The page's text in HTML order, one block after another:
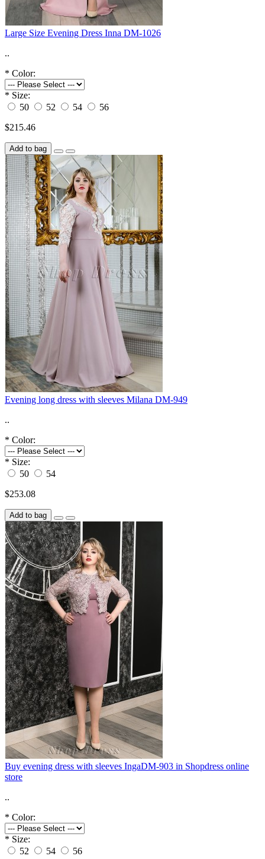
Large Size Evening Dress Inna DM-1026
..
* Color:
* Size:
50
52 54
56
$215.46
Add to bag
Evening long dress with sleeves Milana DM-949
..
* Color:
* Size:
50
54
$253.08
Add to bag
Buy evening dress with sleeves IngaDM-903 in Shopdress online
store
..
* Color:
* Size:
52
54
56